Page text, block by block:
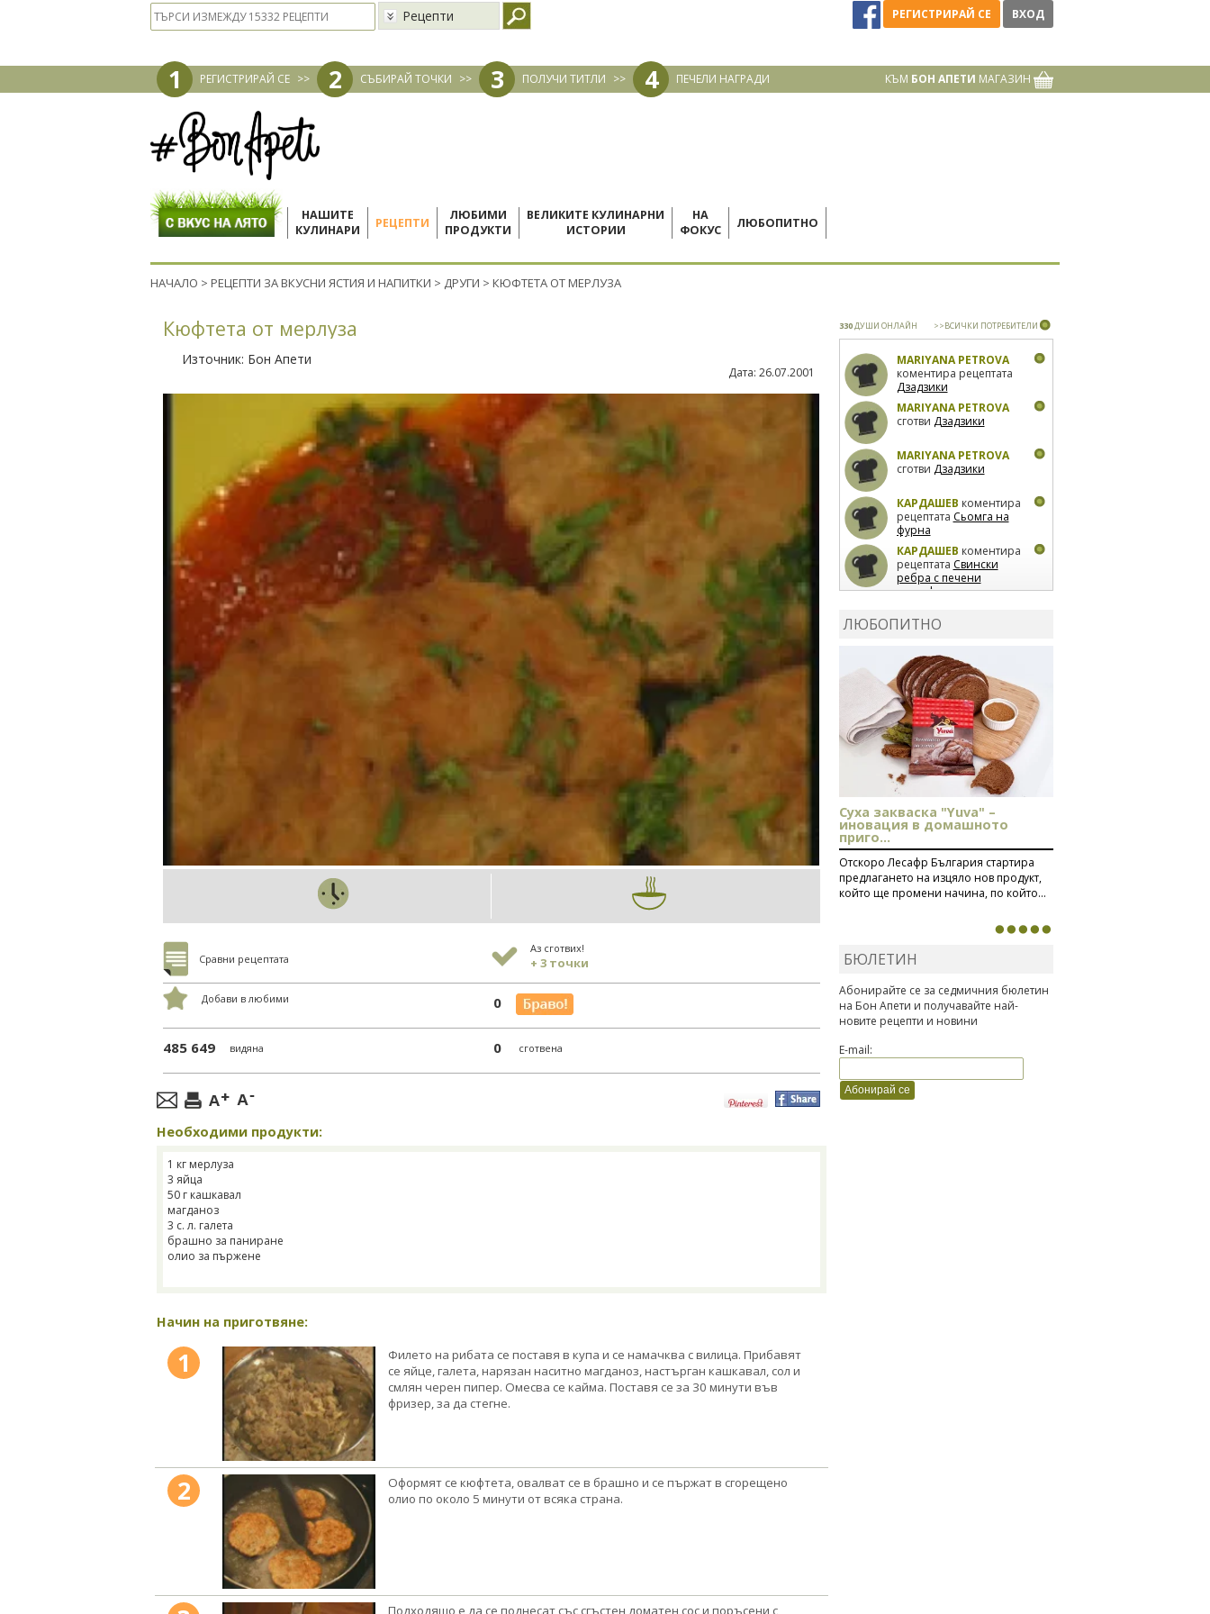
Рецепти РЕГИСТРИРАЙ СЕ ВХОД
1 РЕГИСТРИРАЙ СЕ >> 2 СЪБИРАЙ ТОЧКИ >> 3 ПОЛУЧИ ТИТЛИ >> 4 ПЕЧЕЛИ НАГРАДИ КЪМ БОН АПЕТИ МАГАЗИН
НАШИТЕ
КУЛИНАРИ
РЕЦЕПТИ
ЛЮБИМИ
ПРОДУКТИ
ВЕЛИКИТЕ КУЛИНАРНИ
ИСТОРИИ
НА
ФОКУС
ЛЮБОПИТНО
НАЧАЛО > РЕЦЕПТИ ЗА ВКУСНИ ЯСТИЯ И НАПИТКИ > ДРУГИ > КЮФТЕТА ОТ МЕРЛУЗА
Кюфтета от мерлуза
Източник: Бон Апети
Дата: 26.07.2001
Сравни рецептата
Аз сготвих!
+ 3 точки
Добави в любими 0
485 649 видяна 0 сготвена
Необходими продукти:
1 кг мерлуза
3 яйца
50 г кашкавал
магданоз
3 с. л. галета
брашно за паниране
олио за пържене
Начин на приготвяне:
1
Филето на рибата се поставя в купа и се намачква с вилица. Прибавят
се яйце, галета, нарязан наситно магданоз, настърган кашкавал, сол и
смлян черен пипер. Омесва се кайма. Поставя се за 30 минути във
фризер, за да стегне.
2
Оформят се кюфтета, овалват се в брашно и се пържат в сгорещено
олио по около 5 минути от всяка страна.
Подходящо е да се поднесат със сгъстен доматен сос и поръсени с
330ДУШИ ОНЛАЙН >>ВСИЧКИ ПОТРЕБИТЕЛИ
MARIYANA PETROVA
коментира рецептата
Дзадзики
MARIYANA PETROVA
сготви Дзадзики
MARIYANA PETROVA
сготви Дзадзики
КАРДАШЕВ коментира
рецептата Сьомга на
фурна
КАРДАШЕВ коментира
рецептата Свински
ребра с печени
картофи
лимон
коментира рецептата
Киноа със зеленчуци
ЛЮБОПИТНО
Суха закваска "Yuva" –
иновация в домашното
приго...
Отскоро Лесафр България стартира
предлагането на изцяло нов продукт,
който ще промени начина, по който...
БЮЛЕТИН
Абонирайте се за седмичния бюлетин
на Бон Апети и получавайте най-
новите рецепти и новини
E-mail: